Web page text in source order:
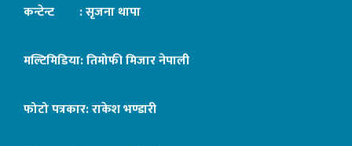
कन्टेन्ट : सृजना थापा
मल्टिमिडिया: तिमोफी मिजार नेपाली
फोटो पत्रकार: राकेश भण्डारी